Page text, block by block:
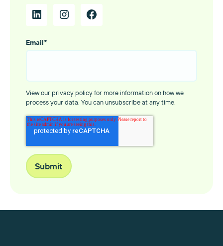
Email*
View our privacy policy for more information on how we
process your data. You can unsubscribe at any time.